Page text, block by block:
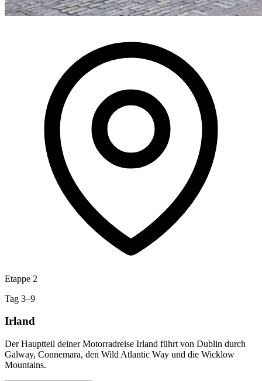
Etappe 2
Tag 3–9
Irland
Der Hauptteil deiner Motorradreise Irland führt von Dublin durch
Galway, Connemara, den Wild Atlantic Way und die Wicklow
Mountains.